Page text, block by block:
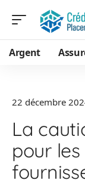
Argent
22 décembre
La
pour